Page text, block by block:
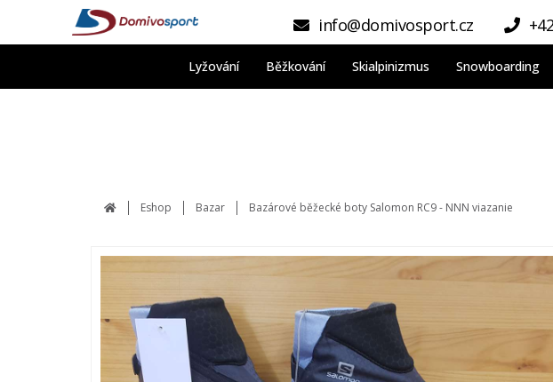
info@domivosport.cz
Lyžování Běžkování Skialpinizmus Snowboarding
Eshop Bazar Bazárové běžecké boty Salomon RC9 - NNN viazanie